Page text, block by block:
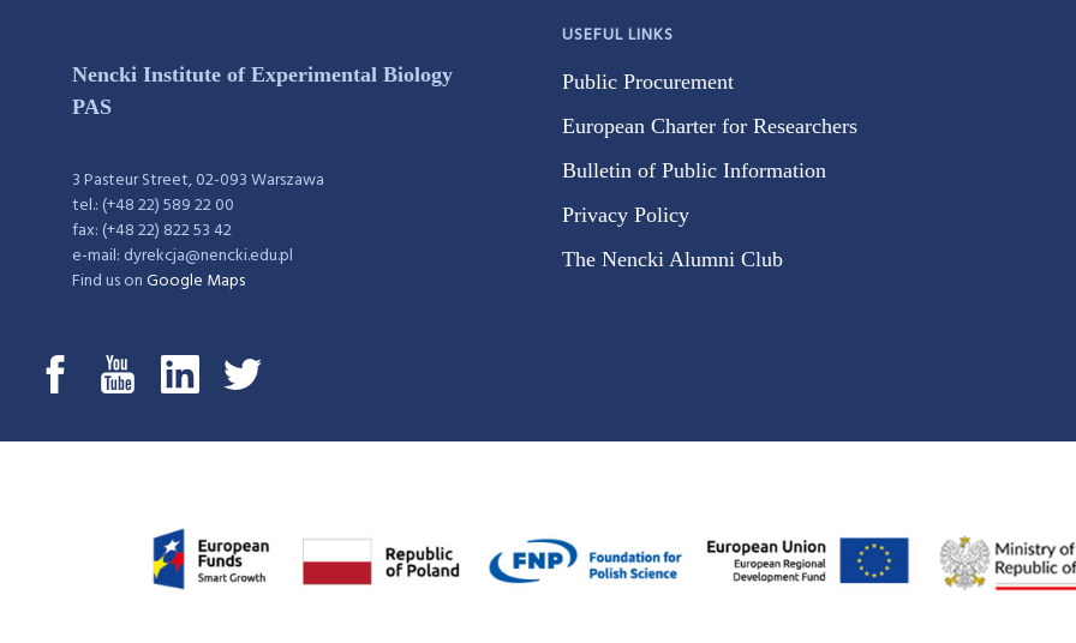
Nencki Institute of Experimental Biology
PAS
3 Pasteur Street, 02-093 Warszawa
tel.: (+48 22) 589 22 00
fax: (+48 22) 822 53 42
e-mail: dyrekcja@nencki.edu.pl
Find us onGoogle Maps
USEFUL LINKS
Public Procurement
European Charter for Researchers
Bulletin of Public Information
Privacy Policy
The Nencki Alumni Club